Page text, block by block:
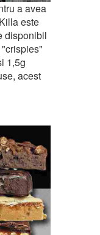
a avea
este
disponibil
1,5g
acest